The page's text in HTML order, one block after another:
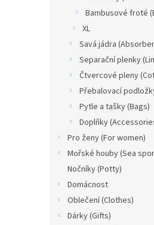
Bambusové froté
XL
Savá jádra
Separační plenky
Čtvercové pleny
Přebalovací
Pytle a tašky (Bags)
Doplňky
Pro ženy (For women)
Mořské houby (Sea
Nočníky (Potty)
Domácnost
Oblečení (Clothes)
Dárky (Gifts)